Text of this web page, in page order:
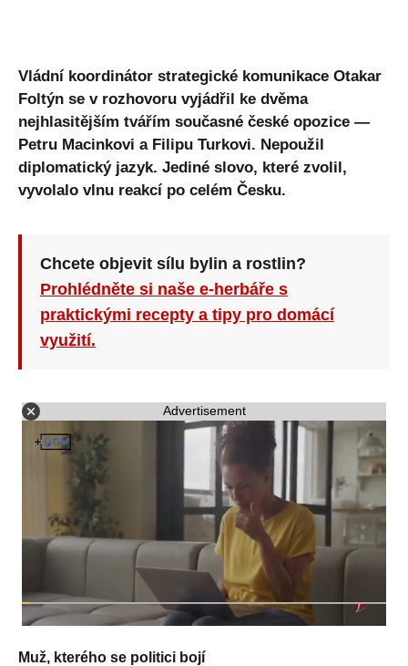
Vládní koordinátor strategické komunikace Otakar
Foltýn se v rozhovoru vyjádřil ke dvěma
nejhlasitějším tvářím současné české opozice —
Petru Macinkovi a Filipu Turkovi. Nepoužil
diplomatický jazyk. Jediné slovo, které zvolil,
vyvolalo vlnu reakcí po celém Česku.
Chcete objevit sílu bylin a rostlin?
Prohlédněte si naše e-herbáře s
praktickými recepty a tipy pro domácí
využití.
Advertisement
Muž, kterého se politici bojí